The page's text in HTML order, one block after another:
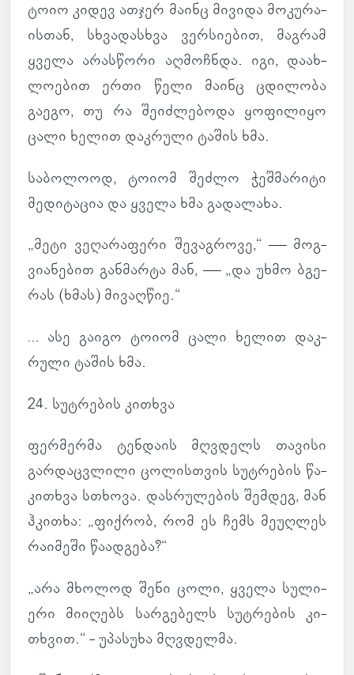
ტოიო კიდევ ათჯერ მაინც მი­ვიდა მო­კუ­რა­
ის­თან, სხვა­დას­ხვა ვერ­სი­ე­ბით, მაგ­რამ
ყველა არას­წორი აღ­მოჩ­ნდა. იგი, და­ახ­
ლო­ე­ბით ერთი წელი მაინც ცდი­ლობა
გაეგო, თუ რა შე­იძ­ლე­ბოდა ყო­ფი­ლიყო
ცალი ხელით დაკ­რული ტაშის ხმა.
სა­ბო­ლოოდ, ტოიომ შეძლო ჭეშ­მა­რიტი
მე­დი­ტა­ცია და ყველა ხმა გა­და­ლახა.
„მეტი ვე­ღა­რა­ფერი შე­ვაგ­როვე,“ — მოგ­
ვი­ა­ნე­ბით გან­მარტა მან, — „და უხმო ბგე­
რას (ხმას) მი­ვაღ­წიე.“
… ასე გაიგო ტოიომ ცალი ხელით დაკ­
რული ტაშის ხმა.
24. სუტ­რე­ბის კი­თხვა
ფერ­მერმა ტენ­დაის მღვდელს თა­ვისი
გარ­დაც­ვლილი ცო­ლის­თვის სუტ­რე­ბის წა­
კი­თხვა სთხოვა. დას­რუ­ლე­ბის შემ­დეგ, მან
ჰკი­თხა: „ფიქ­რობ, რომ ეს ჩემს მე­უღ­ლეს
რა­ი­მეში წა­ად­გება?“
„არა მხო­ლოდ შენი ცოლი, ყველა სუ­ლი­
ერი მი­ი­ღებს სარ­გე­ბელს სუტ­რე­ბის კი­
თხვით.“ - უპა­სუხა მღვდელმა.